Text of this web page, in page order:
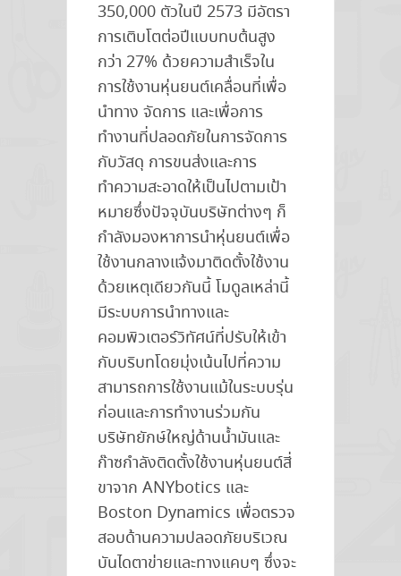
350,000 ตัวในปี 2573 มีอัตรา
การเติบโตต่อปีแบบทบต้นสูง
กว่า 27% ด้วยความสำเร็จใน
การใช้งานหุ่นยนต์เคลื่อนที่เพื่อ
นำทาง จัดการ และเพื่อการ
ทำงานที่ปลอดภัยในการจัดการ
กับวัสดุ การขนส่งและการ
ทำความสะอาดให้เป็นไปตามเป้า
หมายซึ่งปัจจุบันบริษัทต่างๆ ก็
กำลังมองหาการนำหุ่นยนต์เพื่อ
ใช้งานกลางแจ้งมาติดตั้งใช้งาน
ด้วยเหตุเดียวกันนี้ โมดูลเหล่านี้
มีระบบการนำทางและ
คอมพิวเตอร์วิทัศน์ที่ปรับให้เข้า
กับบริบทโดยมุ่งเน้นไปที่ความ
สามารถการใช้งานแม้ในระบบรุ่น
ก่อนและการทำงานร่วมกัน
บริษัทยักษ์ใหญ่ด้านน้ำมันและ
ก๊าซกำลังติดตั้งใช้งานหุ่นยนต์สี่
ขาจาก ANYbotics และ
Boston Dynamics เพื่อตรวจ
สอบด้านความปลอดภัยบริเวณ
บันไดตาข่ายและทางแคบๆ ซึ่งจะ